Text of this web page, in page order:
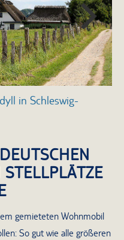
in Schleswig-
gemieteten Wohnmobil
So gut wie alle größeren